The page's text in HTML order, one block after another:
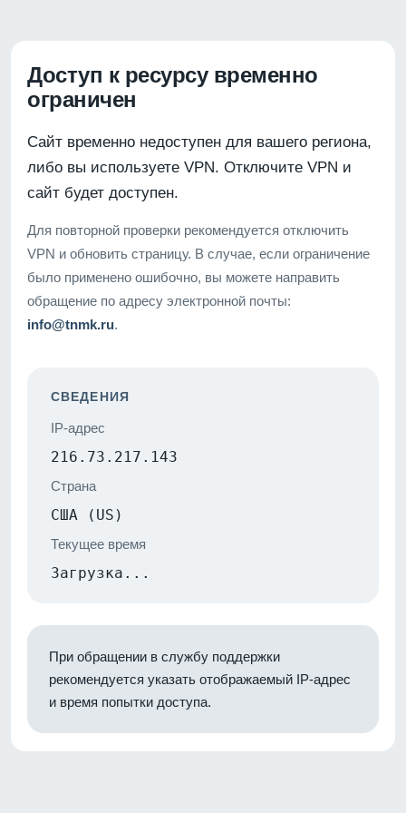
Доступ к ресурсу временно
ограничен
Сайт временно недоступен для вашего региона,
либо вы используете VPN. Отключите VPN и
сайт будет доступен.
Для повторной проверки рекомендуется отключить
VPN и обновить страницу. В случае, если ограничение
было применено ошибочно, вы можете направить
обращение по адресу электронной почты:
info@tnmk.ru.
СВЕДЕНИЯ
IP-адрес
216.73.217.143
Страна
США (US)
Текущее время
Загрузка...
При обращении в службу поддержки
рекомендуется указать отображаемый IP-адрес
и время попытки доступа.